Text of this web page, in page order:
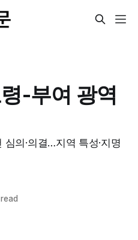
-부여 광역
의·의결…지역 특성·지명